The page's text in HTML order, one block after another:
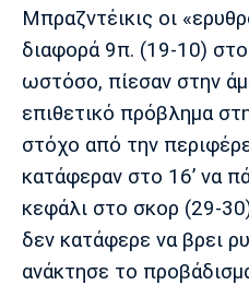
Μάντσεστερ
Γιουνάιτεντ
Λίβερπουλ
Σίτι
Μπραζντέικις οι
διαφορά 9π. (19-10) στο
ωστόσο, πίεσαν στην
επιθετικό πρόβλημα
στόχο από την
κατάφεραν στο 16’ να
κεφάλι στο σκορ (29-
δεν κατάφερε να βρει
ανάκτησε το